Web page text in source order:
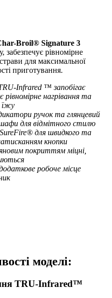
Broil® Signature 3
забезпечує рівномірне
для максимальної
приготування.
Infrared ™ запобігає
нагрівання та
їжу
ручок та глянцевий
для відмітного стилю
для швидкого та
кнопки
покриттям міцні,
робоче місце
моделі:
TRU-Infrared™